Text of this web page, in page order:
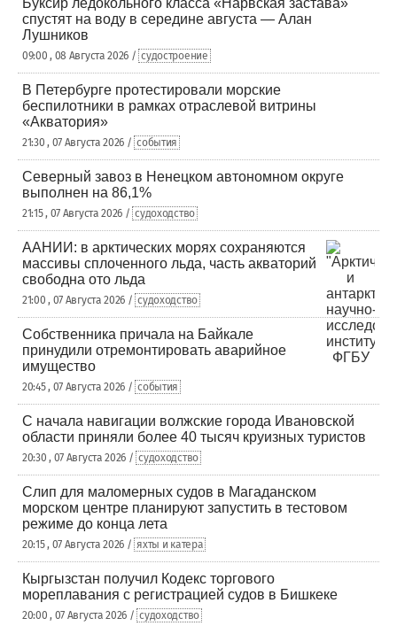
Буксир ледокольного класса «Нарвская застава»
спустят на воду в середине августа — Алан
Лушников
09:00 , 08 Августа 2026 / судостроение
В Петербурге протестировали морские
беспилотники в рамках отраслевой витрины
«Акватория»
21:30 , 07 Августа 2026 / события
Северный завоз в Ненецком автономном округе
выполнен на 86,1%
21:15 , 07 Августа 2026 / судоходство
ААНИИ: в арктических морях сохраняются
массивы сплоченного льда, часть акваторий
свободна ото льда
21:00 , 07 Августа 2026 / судоходство
Собственника причала на Байкале
принудили отремонтировать аварийное
имущество
20:45 , 07 Августа 2026 / события
С начала навигации волжские города Ивановской
области приняли более 40 тысяч круизных туристов
20:30 , 07 Августа 2026 / судоходство
Слип для маломерных судов в Магаданском
морском центре планируют запустить в тестовом
режиме до конца лета
20:15 , 07 Августа 2026 / яхты и катера
Кыргызстан получил Кодекс торгового
мореплавания с регистрацией судов в Бишкеке
20:00 , 07 Августа 2026 / судоходство